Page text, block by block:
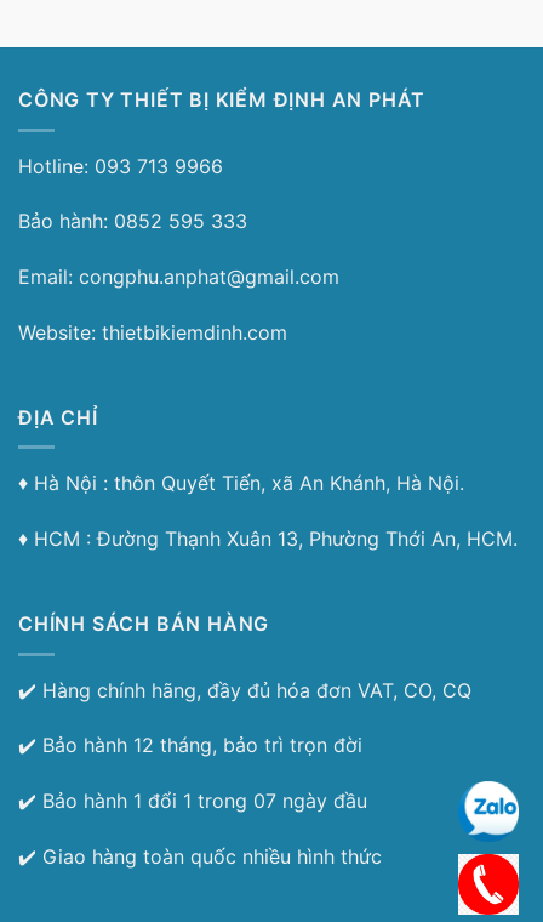
CÔNG TY THIẾT BỊ KIỂM ĐỊNH AN PHÁT
Hotline: 093 713 9966
Bảo hành: 0852 595 333
Email: congphu.anphat@gmail.com
Website: thietbikiemdinh.com
ĐỊA CHỈ
♦︎ Hà Nội : thôn Quyết Tiến, xã An Khánh, Hà Nội.
♦︎ HCM : Đường Thạnh Xuân 13, Phường Thới An, HCM.
CHÍNH SÁCH BÁN HÀNG
✔️ Hàng chính hãng, đầy đủ hóa đơn VAT, CO, CQ
✔️ Bảo hành 12 tháng, bảo trì trọn đời
✔️ Bảo hành 1 đổi 1 trong 07 ngày đầu
✔️ Giao hàng toàn quốc nhiều hình thức